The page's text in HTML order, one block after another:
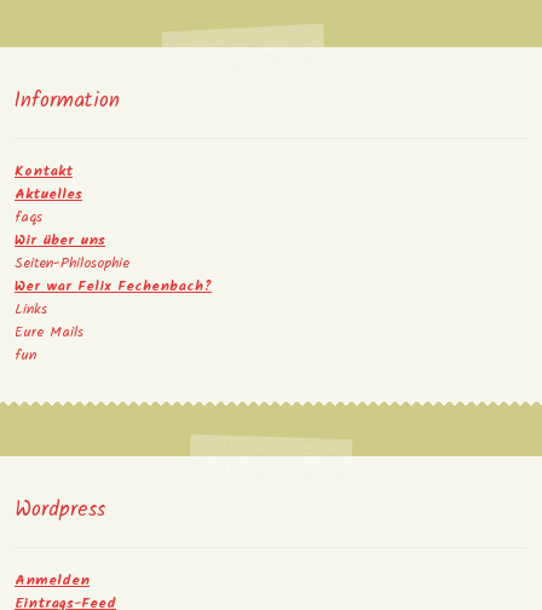
Information
Kontakt
Aktuelles
faqs
Wir über uns
Seiten-Philosophie
Wer war Felix Fechenbach?
Links
Eure Mails
fun
Wordpress
Anmelden
Eintrags-Feed